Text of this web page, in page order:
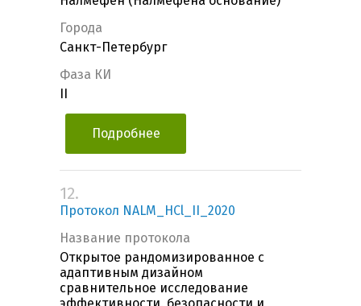
Города
Санкт-Петербург
Фаза КИ
Подробнее
12.
Протокол NALM_HCl_II_2020
Название протокола
Открытое рандомизированное с
адаптивным дизайном
сравнительное исследование